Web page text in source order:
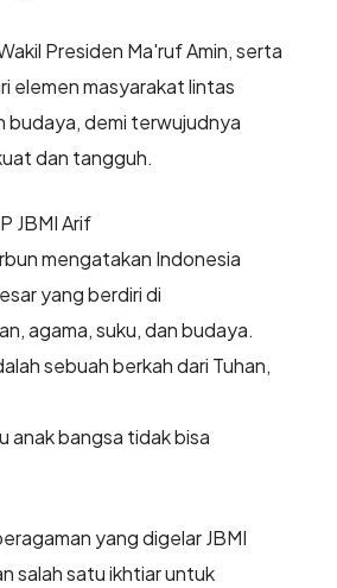
Presiden Ma'ruf Amin, serta
elemen masyarakat lintas
budaya, demi terwujudnya
dan tangguh.
JBMI Arif
mengatakan Indonesia
yang berdiri di
agama, suku, dan budaya.
sebuah berkah dari Tuhan,
anak bangsa tidak bisa
yang digelar JBMI
salah satu ikhtiar untuk